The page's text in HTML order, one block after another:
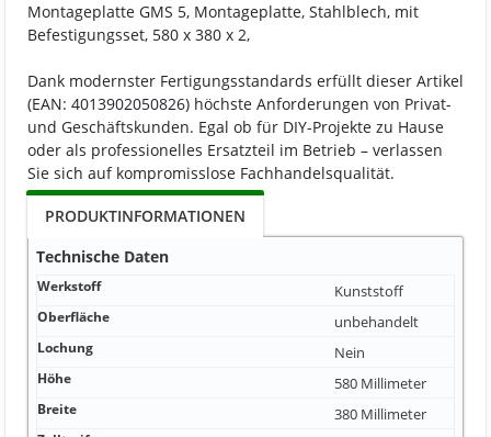
Montageplatte GMS 5, Montageplatte, Stahlblech, mit
Befestigungsset, 580 x 380 x 2,
Dank modernster Fertigungsstandards erfüllt dieser Artikel
(EAN: 4013902050826) höchste Anforderungen von Privat-
und Geschäftskunden. Egal ob für DIY-Projekte zu Hause
oder als professionelles Ersatzteil im Betrieb – verlassen
Sie sich auf kompromisslose Fachhandelsqualität.
PRODUKTINFORMATIONEN
Technische Daten
Werkstoff Kunststoff
Oberfläche unbehandelt
Lochung Nein
Höhe 580 Millimeter
Breite 380 Millimeter